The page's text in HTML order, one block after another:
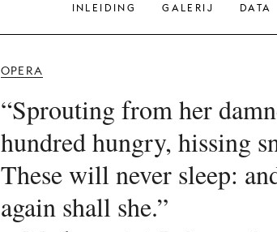
INLEIDING GALERIJ DATA
OPERA
“Sprouting from her
hundred hungry, hissing
These will never sleep:
again shall she.”